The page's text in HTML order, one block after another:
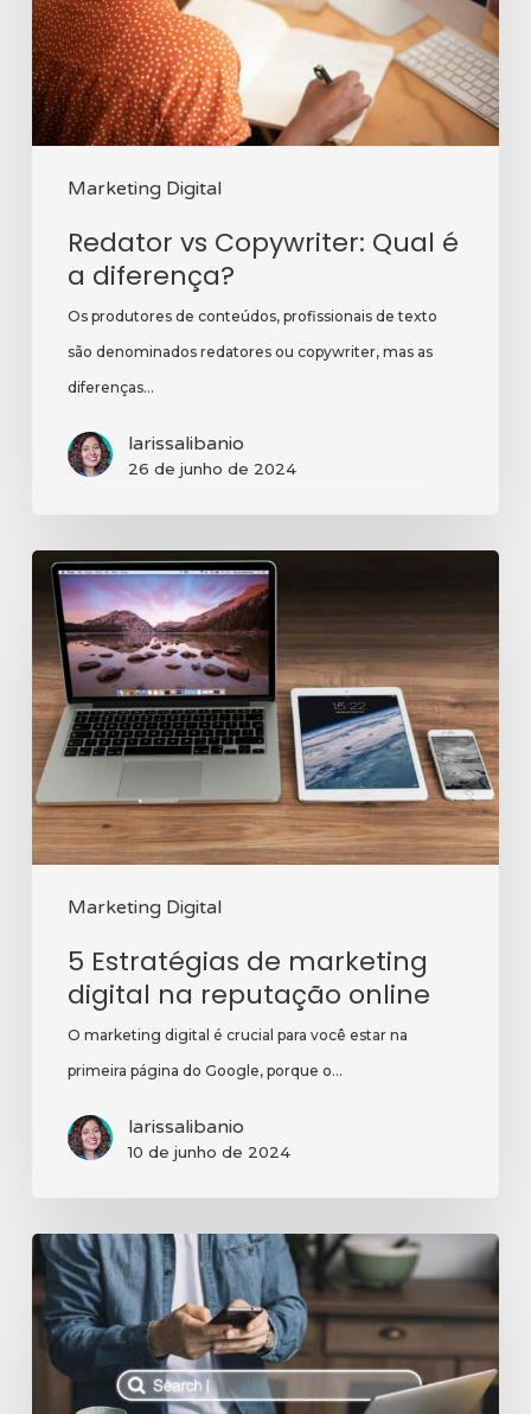
Marketing Digital
a
diferença?
Redator vs Copywriter: Qual é
a diferença?
Os produtores de conteúdos, profissionais de texto
são denominados redatores ou copywriter, mas as
diferenças…
larissalibanio
26 de junho de 2024
Marketing Digital
Estratégias
marketing
digital
na
reputação
online
5 Estratégias de marketing
digital na reputação online
O marketing digital é crucial para você estar na
primeira página do Google, porque o…
larissalibanio
10 de junho de 2024
As
principais
estratégias
do
marketing